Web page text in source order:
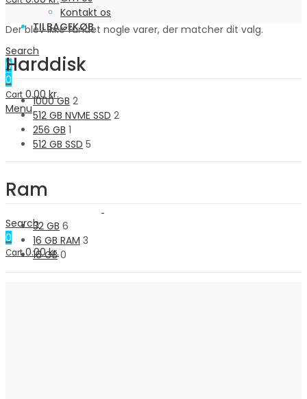
Kontakt os
TILBAGEKØB
Search
0
0
Cart 0.00kr.
Menu
Search
0
Cart 0.00kr.
Der blev ikke fundet nogle varer, der matcher dit valg.
Harddisk
1000 GB 2
512 GB NVME SSD 2
256 GB 1
512 GB SSD 5
Ram
32 GB 6
16 GB RAM 3
16 GB 0